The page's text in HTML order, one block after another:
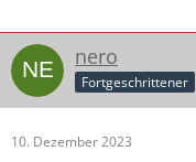
nero
Fortgeschrittener
10. Dezember 2023